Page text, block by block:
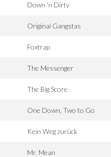
Down 'n Dirty
Original Gangstas
Foxtrap
The Messenger
The Big Score
One Down, Two to Go
Kein Weg zurück
Mr. Mean